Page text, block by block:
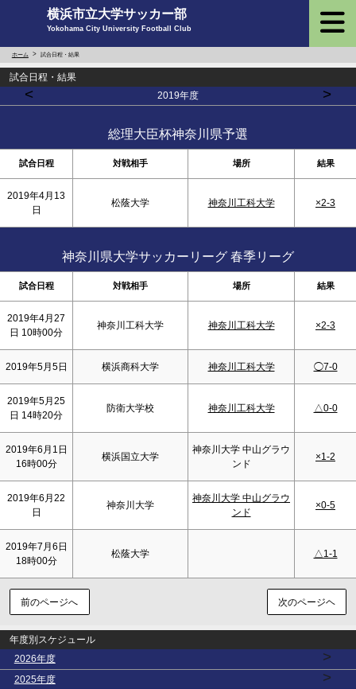
横浜市立大学サッカー部
Yokohama City University Football Club
ホーム 試合日程・結果
試合日程・結果
< 2019年度 >
総理大臣杯神奈川県予選
試合日程 対戦相手 場所 結果
2019年4月13
日
松蔭大学 神奈川工科大学 ×2-3
神奈川県大学サッカーリーグ 春季リーグ
試合日程 対戦相手 場所 結果
2019年4月27
日 10時00分
神奈川工科大学 神奈川工科大学 ×2-3
2019年5月5日 横浜商科大学 神奈川工科大学 ◯7-0
2019年5月25
日 14時20分
防衛大学校 神奈川工科大学 △0-0
2019年6月1日
16時00分
横浜国立大学
神奈川大学 中山グラウ
ンド
×1-2
2019年6月22
日
神奈川大学
神奈川大学 中山グラウ
ンド
×0-5
2019年7月6日
18時00分
松蔭大学 △1-1
前のページへ 次のページヘ
年度別スケジュール
2026年度
>
2025年度 >